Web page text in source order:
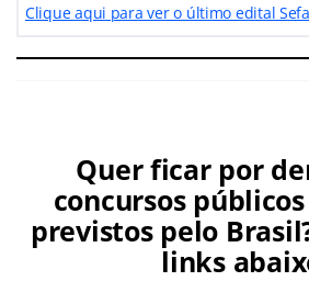
Clique aqui para ver o último edital
Quer ficar por
concursos
previstos pelo
links